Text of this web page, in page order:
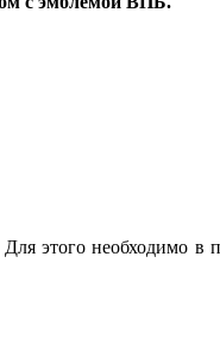
этого необходимо в